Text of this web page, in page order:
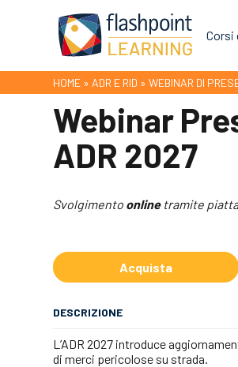
Corsi
HOME » ADR E RID »WEBINAR DI
Webinar
ADR 2027
Svolgimento onlinetramite
Acquista
DESCRIZIONE
L’ADR 2027 introduce
di merci pericolose su strada.